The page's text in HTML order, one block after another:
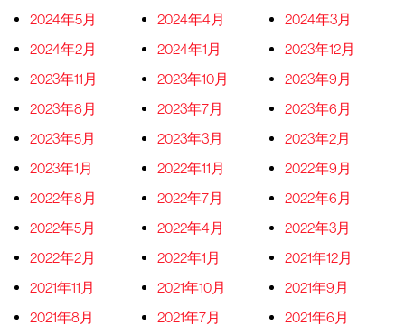
2024年5月
2024年4月
2024年3月
2024年2月
2024年1月
2023年12月
2023年11月
2023年10月
2023年9月
2023年8月
2023年7月
2023年6月
2023年5月
2023年3月
2023年2月
2023年1月
2022年11月
2022年9月
2022年8月
2022年7月
2022年6月
2022年5月
2022年4月
2022年3月
2022年2月
2022年1月
2021年12月
2021年11月
2021年10月
2021年9月
2021年8月
2021年7月
2021年6月